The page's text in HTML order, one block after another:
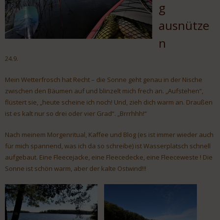
g
ausnütze
n
24.9.
Mein Wetterfrosch hat Recht – die Sonne geht genau in der Nische
zwischen den Bäumen auf und blinzelt mich frech an. „Aufstehen“,
flüstert sie, „heute scheine ich noch! Und, zieh dich warm an. Draußen
ist es kalt nur so drei oder vier Grad“. „Brrrhhh!“
Nach meinem Morgenritual, Kaffee und Blog (es ist immer wieder auch
für mich spannend, was ich da so schreibe) ist Wasserplatsch schnell
aufgebaut. Eine Fleecejacke, eine Fleecedecke, eine Fleeceweste ! Die
Sonne ist schön warm, aber der kalte Ostwind!!!